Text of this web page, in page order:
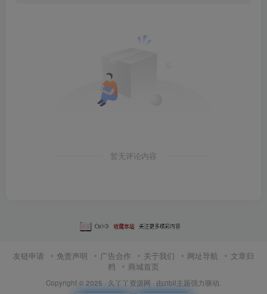
暂无评论内容
友链申请 免责声明 广告合作 关于我们 网址导航
文章归
档
商城首页
Copyright © 2025 · 久丫丫资源网 · 由zibll主题强力驱动.